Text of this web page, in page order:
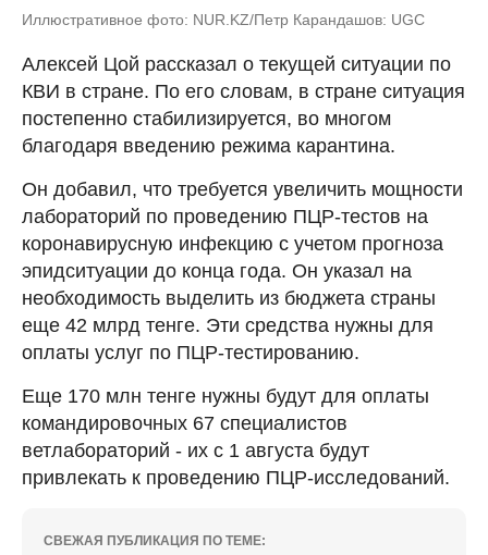
Иллюстративное фото: NUR.KZ/Петр Карандашов: UGC
Алексей Цой рассказал о текущей ситуации по
КВИ в стране. По его словам, в стране ситуация
постепенно стабилизируется, во многом
благодаря введению режима карантина.
Он добавил, что требуется увеличить мощности
лабораторий по проведению ПЦР-тестов на
коронавирусную инфекцию с учетом прогноза
эпидситуации до конца года. Он указал на
необходимость выделить из бюджета страны
еще 42 млрд тенге. Эти средства нужны для
оплаты услуг по ПЦР-тестированию.
Еще 170 млн тенге нужны будут для оплаты
командировочных 67 специалистов
ветлабораторий - их с 1 августа будут
привлекать к проведению ПЦР-исследований.
СВЕЖАЯ ПУБЛИКАЦИЯ ПО ТЕМЕ: